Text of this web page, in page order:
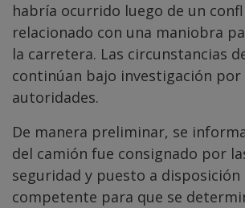
habría ocurrido luego de un
relacionado con una maniobra
la carretera. Las circunstancias
continúan bajo investigación por
autoridades.
De manera preliminar, se
del camión fue consignado por
seguridad y puesto a disposición
competente para que se